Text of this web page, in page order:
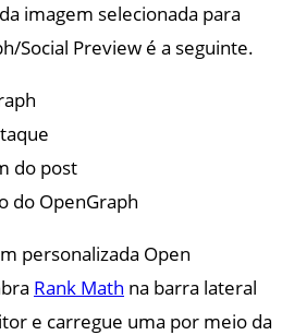
imagem selecionada para
Social Preview é a seguinte.
do post
do OpenGraph
personalizada Open
Rank Math na barra lateral
e carregue uma por meio da